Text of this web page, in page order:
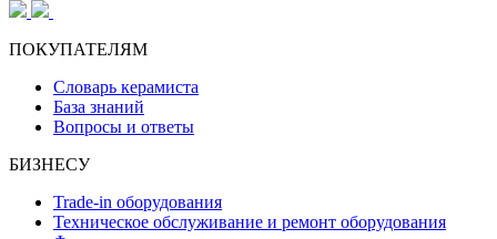
ПОКУПАТЕЛЯМ
Словарь керамиста
База знаний
Вопросы и ответы
БИЗНЕСУ
Trade-in оборудования
Техническое обслуживание и ремонт оборудования